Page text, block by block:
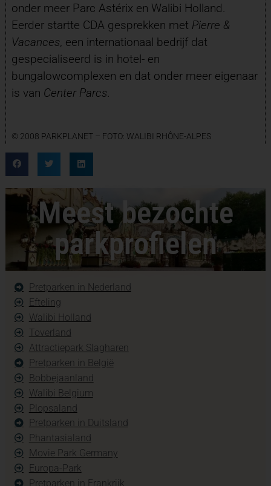
onder meer Parc Astérix en Walibi Holland.
Eerder startte CDA gesprekken met Pierre &
Vacances, een internationaal bedrijf dat
gespecialiseerd is in hotel- en
bungalowcomplexen en dat onder meer eigenaar
is van Center Parcs.
© 2008 PARKPLANET – FOTO: WALIBI RHÔNE-ALPES
Meest bezochte
parkprofielen
Pretparken in Nederland
Efteling
Walibi Holland
Toverland
Attractiepark Slagharen
Pretparken in België
Bobbejaanland
Walibi Belgium
Plopsaland
Pretparken in Duitsland
Phantasialand
Movie Park Germany
Europa-Park
Pretparken in Frankrijk